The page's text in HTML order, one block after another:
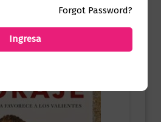
Forgot Password?
Ingresa